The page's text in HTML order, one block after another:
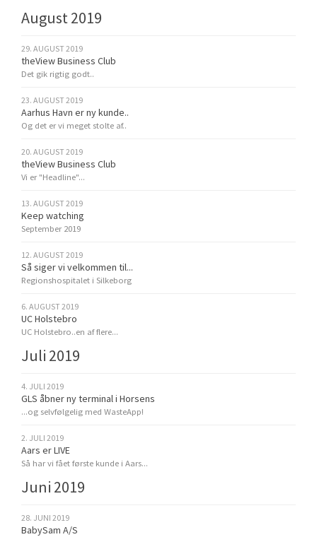
August 2019
29. AUGUST 2019
theView Business Club
Det gik rigtig godt..
23. AUGUST 2019
Aarhus Havn er ny kunde..
Og det er vi meget stolte af..
20. AUGUST 2019
theView Business Club
Vi er "Headline"...
13. AUGUST 2019
Keep watching
September 2019
12. AUGUST 2019
Så siger vi velkommen til...
Regionshospitalet i Silkeborg
6. AUGUST 2019
UC Holstebro
UC Holstebro..en af flere...
Juli 2019
4. JULI 2019
GLS åbner ny terminal i Horsens
...og selvfølgelig med WasteApp!
2. JULI 2019
Aars er LIVE
Så har vi fået første kunde i Aars...
Juni 2019
28. JUNI 2019
BabySam A/S